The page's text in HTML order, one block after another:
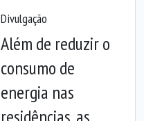
Divulgação
Além de reduzir o
consumo de
energia nas